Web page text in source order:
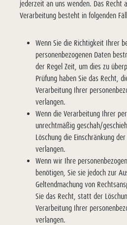
jederzeit an uns wenden. Das Recht
Verarbeitung besteht in folgenden
Wenn Sie die Richtigkeit Ihrer
personenbezogenen Daten
der Regel Zeit, um dies zu
Prüfung haben Sie das Recht,
Verarbeitung Ihrer
verlangen.
Wenn die Verarbeitung Ihrer
unrechtmäßig geschah/
Löschung die Einschränkung
verlangen.
Wenn wir Ihre
benötigen, Sie sie jedoch zur
Geltendmachung von
Sie das Recht, statt der
Verarbeitung Ihrer
verlangen.